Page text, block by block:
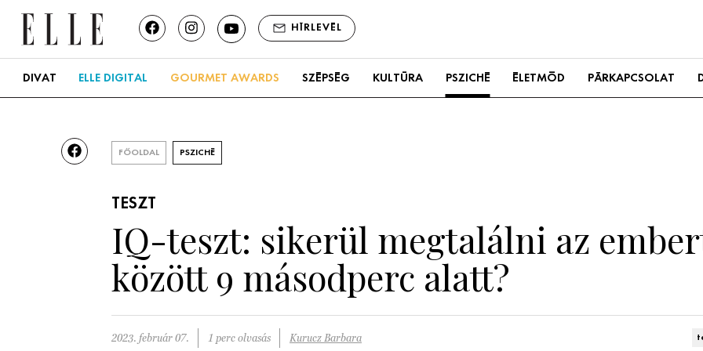
HÍRLEVÉL
DIVAT ELLE DIGITAL GOURMET AWARDS SZÉPSÉG KULTÚRA PSZICHÉ ÉLETMÓD PÁRKAPCSOLAT
FŐOLDAL PSZICHÉ
TESZT
IQ-teszt: sikerül megtalálni az
között 9 másodperc alatt?
2023. február 07. 1 perc olvasás Kurucz Barbara